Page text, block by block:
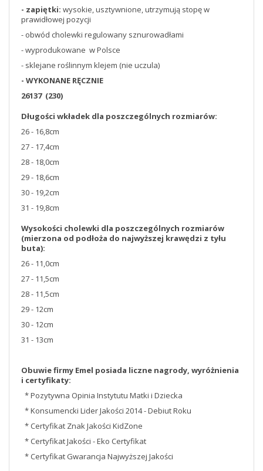
- zapiętki: wysokie, usztywnione, utrzymują stopę w
prawidłowej pozycji
- obwód cholewki regulowany sznurowadłami
- wyprodukowane w Polsce
- sklejane roślinnym klejem (nie uczula)
- WYKONANE RĘCZNIE
26137 (230)
Długości wkładek dla poszczególnych rozmiarów:
26 - 16,8cm
27 - 17,4cm
28 - 18,0cm
29 - 18,6cm
30 - 19,2cm
31 - 19,8cm
Wysokości cholewki dla poszczególnych rozmiarów
(mierzona od podłoża do najwyższej krawędzi z tyłu
buta):
26 - 11,0cm
27 - 11,5cm
28 - 11,5cm
29 - 12cm
30 - 12cm
31 - 13cm
Obuwie firmy Emel posiada liczne nagrody, wyróżnienia
i certyfikaty:
* Pozytywna Opinia Instytutu Matki i Dziecka
* Konsumencki Lider Jakości 2014 - Debiut Roku
* Certyfikat Znak Jakości KidZone
* Certyfikat Jakości - Eko Certyfikat
* Certyfikat Gwarancja Najwyższej Jakości